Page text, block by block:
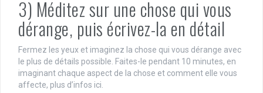
3) Méditez sur une chose qui vous
dérange, puis écrivez-la en détail
Fermez les yeux et imaginez la chose qui vous dérange avec
le plus de détails possible. Faites-le pendant 10 minutes, en
imaginant chaque aspect de la chose et comment elle vous
affecte, plus d’infos ici.